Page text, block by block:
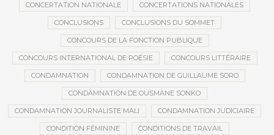
CONCERTATION NATIONALE CONCERTATIONS NATIONALES
CONCLUSIONS CONCLUSIONS DU SOMMET
CONCOURS DE LA FONCTION PUBLIQUE
CONCOURS INTERNATIONAL DE POÉSIE CONCOURS LITTÉRAIRE
CONDAMNATION CONDAMNATION DE GUILLAUME SORO
CONDAMNATION DE OUSMANE SONKO
CONDAMNATION JOURNALISTE MALI CONDAMNATION JUDICIAIRE
CONDITION FÉMININE CONDITIONS DE TRAVAIL